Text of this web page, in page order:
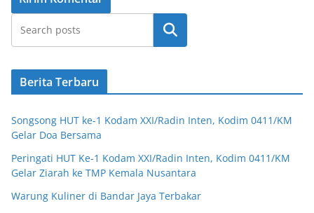
Cari
Berita Terbaru
Songsong HUT ke-1 Kodam XXI/Radin Inten, Kodim 0411/KM
Gelar Doa Bersama
Peringati HUT Ke-1 Kodam XXI/Radin Inten, Kodim 0411/KM
Gelar Ziarah ke TMP Kemala Nusantara
Warung Kuliner di Bandar Jaya Terbakar